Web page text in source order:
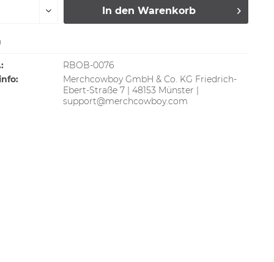
In den Warenkorb
RBOB-0076
Merchcowboy GmbH & Co. KG Friedrich-
Ebert-Straße 7 | 48153 Münster |
support@merchcowboy.com